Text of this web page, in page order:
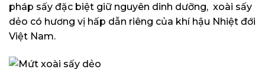
pháp sấy đặc biệt giữ nguyên dinh dưỡng, xoài sấy
dẻo có hương vị hấp dẫn riêng của khí hậu Nhiệt đới
Việt Nam.